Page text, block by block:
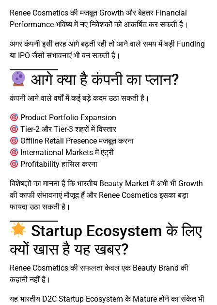
Renee Cosmetics की मजबूत Growth और बेहतर Financial
Performance भविष्य में नए निवेशकों को आकर्षित कर सकती है।
अगर कंपनी इसी तरह आगे बढ़ती रही तो आने वाले समय में बड़ी Funding
या IPO जैसी संभावनाएं भी बन सकती हैं।
आगे क्या है कंपनी का प्लान?
कंपनी आने वाले वर्षों में कई बड़े कदम उठा सकती है।
Product Portfolio Expansion
Tier-2 और Tier-3 शहरों में विस्तार
Offline Retail Presence मजबूत करना
International Markets में एंट्री
Profitability हासिल करना
विशेषज्ञों का मानना है कि भारतीय Beauty Market में अभी भी Growth
की काफी संभावनाएं मौजूद हैं और Renee Cosmetics इसका बड़ा
फायदा उठा सकती है।
Startup Ecosystem के लिए
क्यों खास है यह खबर?
Renee Cosmetics की सफलता केवल एक Beauty Brand की
कहानी नहीं है।
यह भारतीय D2C Startup Ecosystem के Mature होने का संकेत भी